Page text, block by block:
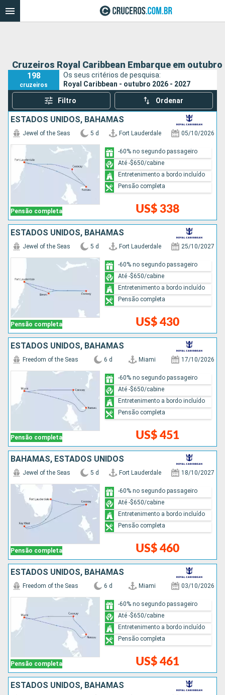
Cruzeiros Royal Caribbean Embarque em outubro
198
cruzeiros
Os seus critérios de pesquisa:
Royal Caribbean - outubro 2026 - 2027
Filtro Ordenar
ESTADOS UNIDOS, BAHAMAS
Pensão completa
Jewel of the Seas 5 d Fort Lauderdale 05/10/2026
US$ 338
-60% no segundo passageiro
Até -$650/cabine
Entretenimento a bordo incluído
Pensão completa
ESTADOS UNIDOS, BAHAMAS
Pensão completa
Jewel of the Seas 5 d Fort Lauderdale 25/10/2027
US$ 430
-60% no segundo passageiro
Até -$650/cabine
Entretenimento a bordo incluído
Pensão completa
ESTADOS UNIDOS, BAHAMAS
Pensão completa
Freedom of the Seas 6 d Miami 17/10/2026
US$ 451
-60% no segundo passageiro
Até -$650/cabine
Entretenimento a bordo incluído
Pensão completa
BAHAMAS, ESTADOS UNIDOS
Pensão completa
Jewel of the Seas 5 d Fort Lauderdale 18/10/2027
US$ 460
-60% no segundo passageiro
Até -$650/cabine
Entretenimento a bordo incluído
Pensão completa
ESTADOS UNIDOS, BAHAMAS
Pensão completa
Freedom of the Seas 6 d Miami 03/10/2026
US$ 461
-60% no segundo passageiro
Até -$650/cabine
Entretenimento a bordo incluído
Pensão completa
ESTADOS UNIDOS, BAHAMAS